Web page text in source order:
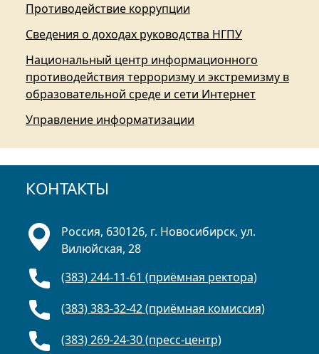
Противодействие коррупции
Сведения о доходах руководства НГПУ
Национальный центр информационного
противодействия терроризму и экстремизму в
образовательной среде и сети Интернет
Управление информатизации
КОНТАКТЫ
Россия, 630126, г. Новосибирск, ул.
Вилюйская, 28
(383) 244-11-61 (приёмная ректора)
(383) 383-32-42 (приёмная комиссия)
(383) 269-24-30 (пресс-центр)